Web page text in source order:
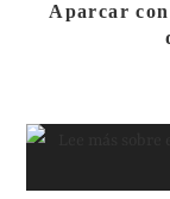
Aparcar